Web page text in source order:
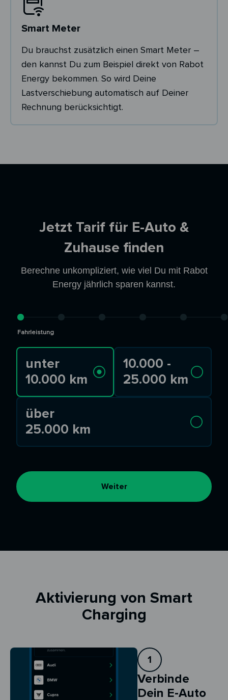
Smart Meter
Du brauchst zusätzlich einen Smart Meter –
den kannst Du zum Beispiel direkt von Rabot
Energy bekommen. So wird Deine
Lastverschiebung automatisch auf Deiner
Rechnung berücksichtigt.
Jetzt Tarif für E-Auto &
Zuhause finden
Berechne unkompliziert, wie viel Du mit Rabot
Energy jährlich sparen kannst.
Fahrleistung
unter
10.000 km
10.000 -
25.000 km
über
25.000 km
Weiter
Aktivierung von Smart
Charging
1
Verbinde
Dein E-Auto